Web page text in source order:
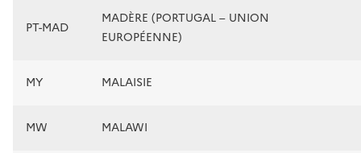
PT-MAD
MADÈRE (PORTUGAL – UNION
EUROPÉENNE)
MY MALAISIE
MW MALAWI